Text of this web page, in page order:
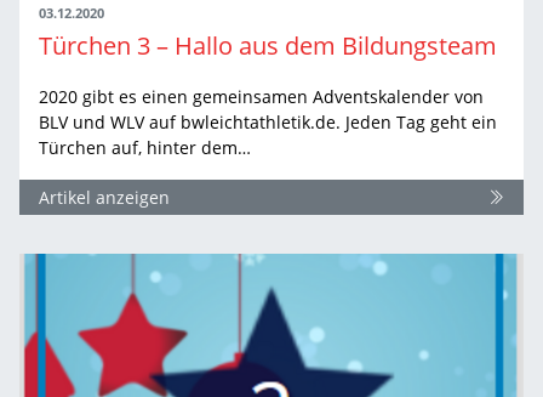
03.12.2020
Türchen 3 – Hallo aus dem Bildungsteam
2020 gibt es einen gemeinsamen Adventskalender von
BLV und WLV auf bwleichtathletik.de. Jeden Tag geht ein
Türchen auf, hinter dem…
Artikel anzeigen